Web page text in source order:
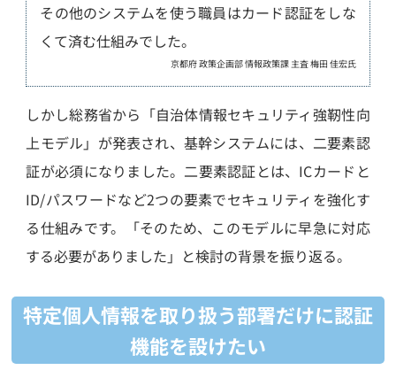
その他のシステムを使う職員はカード認証をしな
くて済む仕組みでした。
京都府 政策企画部 情報政策課 主査 梅田 佳宏氏
しかし総務省から「自治体情報セキュリティ強靭性向
上モデル」が発表され、基幹システムには、二要素認
証が必須になりました。二要素認証とは、ICカードと
ID/パスワードなど2つの要素でセキュリティを強化す
る仕組みです。「そのため、このモデルに早急に対応
する必要がありました」と検討の背景を振り返る。
特定個人情報を取り扱う部署だけに認証
機能を設けたい